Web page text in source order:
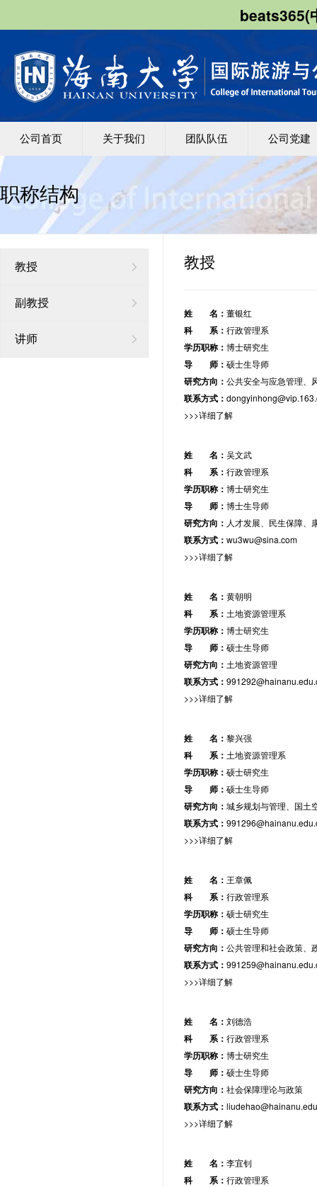
beats365(
公司首页 关于我们 团队队伍 公司党建
职称结构
教授
副教授
讲师
教授
姓 名： 董银红
科 系： 行政管理系
学历职称： 博士研究生
导 师： 硕士生导师
研究方向： 公共安全与应急管理、
联系方式：
>>>详细了解
姓 名： 吴文武
科 系： 行政管理系
学历职称： 博士研究生
导 师： 博士生导师
研究方向： 人才发展、民生保障、
联系方式： wu3wu@sina.com
>>>详细了解
姓 名： 黄朝明
科 系： 土地资源管理系
学历职称： 博士研究生
导 师： 硕士生导师
研究方向： 土地资源管理
联系方式：
>>>详细了解
姓 名： 黎兴强
科 系： 土地资源管理系
学历职称： 硕士研究生
导 师： 硕士生导师
研究方向： 城乡规划与管理、国土
联系方式：
>>>详细了解
姓 名： 王章佩
科 系： 行政管理系
学历职称： 硕士研究生
导 师： 硕士生导师
研究方向： 公共管理和社会政策、
联系方式：
>>>详细了解
姓 名： 刘德浩
科 系： 行政管理系
学历职称： 博士研究生
导 师： 硕士生导师
研究方向： 社会保障理论与政策
联系方式：
>>>详细了解
姓 名： 李宜钊
科 系： 行政管理系